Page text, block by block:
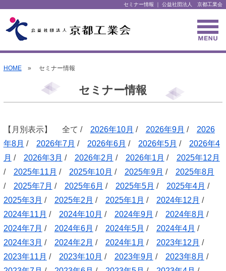
セミナー情報 ｜ 公益社団法人 京都工業会
HOME» セミナー情報
セミナー情報
【月別表示】 全て / 2026年10月 / 2026年9月 / 2026
年8月 / 2026年7月 / 2026年6月 / 2026年5月 / 2026年4
月 / 2026年3月 / 2026年2月 / 2026年1月 / 2025年12月
/ 2025年11月 / 2025年10月 / 2025年9月 / 2025年8月
/ 2025年7月 / 2025年6月 / 2025年5月 / 2025年4月 /
2025年3月 / 2025年2月 / 2025年1月 / 2024年12月 /
2024年11月 / 2024年10月 / 2024年9月 / 2024年8月 /
2024年7月 / 2024年6月 / 2024年5月 / 2024年4月 /
2024年3月 / 2024年2月 / 2024年1月 / 2023年12月 /
2023年11月 / 2023年10月 / 2023年9月 / 2023年8月 /